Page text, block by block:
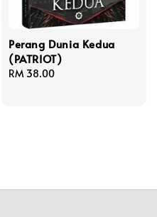
Perang Dunia Kedua
(PATRIOT)
Regular
RM 38.00